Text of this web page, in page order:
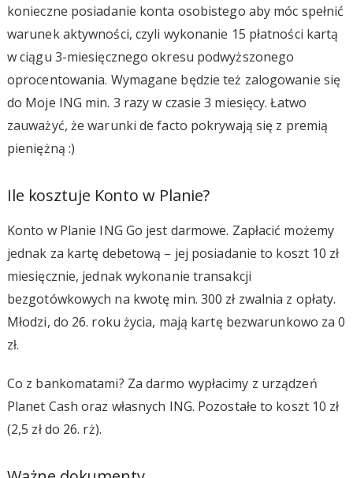
konieczne posiadanie konta osobistego aby móc spełnić
warunek aktywności, czyli wykonanie 15 płatności kartą
w ciągu 3-miesięcznego okresu podwyższonego
oprocentowania. Wymagane będzie też zalogowanie się
do Moje ING min. 3 razy w czasie 3 miesięcy. Łatwo
zauważyć, że warunki de facto pokrywają się z premią
pieniężną :)
Ile kosztuje Konto w Planie?
Konto w Planie ING Go jest darmowe. Zapłacić możemy
jednak za kartę debetową – jej posiadanie to koszt 10 zł
miesięcznie, jednak wykonanie transakcji
bezgotówkowych na kwotę min. 300 zł zwalnia z opłaty.
Młodzi, do 26. roku życia, mają kartę bezwarunkowo za 0
zł.
Co z bankomatami? Za darmo wypłacimy z urządzeń
Planet Cash oraz własnych ING. Pozostałe to koszt 10 zł
(2,5 zł do 26. rż).